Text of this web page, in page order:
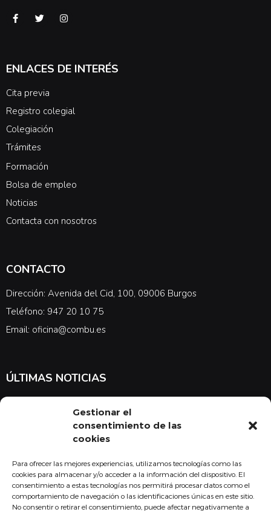
Gestionar el
consentimiento de las
cookies
Para ofrecer las mejores experiencias, utilizamos tecnologías como las
cookies para almacenar y/o acceder a la información del dispositivo. El
consentimiento a estas tecnologías nos permitirá procesar datos como el
comportamiento de navegación o las identificaciones únicas en este sitio.
No consentir o retirar el consentimiento, puede afectar negativamente a
ENLACES DE INTERÉS
Cita previa
Registro colegial
Colegiación
Trámites
Formación
Bolsa de empleo
Noticias
Contacta con nosotros
CONTACTO
Dirección: Avenida del Cid, 100, 09006 Burgos
Teléfono: 947 20 10 75
Email: oficina@combu.es
ÚLTIMAS NOTICIAS
noticias en cuanto a medicina y el COMBU
Acepto la política de privacidad
Suscribirse